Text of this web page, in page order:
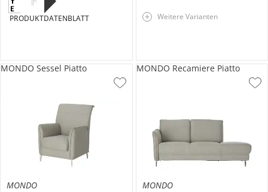
PRODUKTDATENBLATT Weitere Varianten
MONDO
MONDO Sessel Piatto
MONDO
MONDO Recamiere Piatto